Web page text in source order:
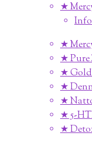
★
★
★ Pure
★
★
★
★ 5-
★